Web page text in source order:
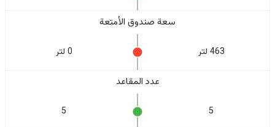
سعة صندوق الأمتعة
463 لتر 0 لتر
عدد المقاعد
5
5